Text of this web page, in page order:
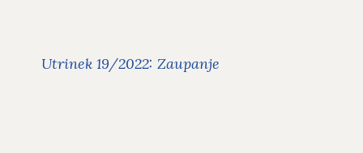
Utrinek 19/2022: Zaupanje
V 19. utrinku za leto 2022 sva z Ano
Mario Mitič spregovorili o zaupanju.